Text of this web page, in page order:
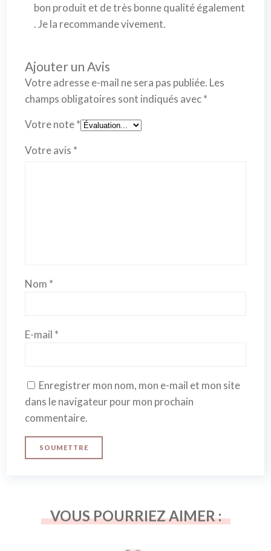
bon produit et de très bonne qualité également
. Je la recommande vivement.
Ajouter un Avis
Votre adresse e-mail ne sera pas publiée. Les
champs obligatoires sont indiqués avec*
Votre note*
Votre avis *
Nom *
E-mail *
Enregistrer mon nom, mon e-mail et mon site
dans le navigateur pour mon prochain
commentaire.
VOUS POURRIEZ AIMER :